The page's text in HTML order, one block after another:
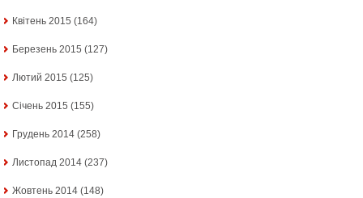
Квітень 2015 (164)
Березень 2015 (127)
Лютий 2015 (125)
Січень 2015 (155)
Грудень 2014 (258)
Листопад 2014 (237)
Жовтень 2014 (148)